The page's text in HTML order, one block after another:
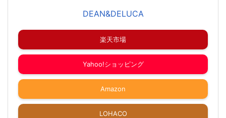
DEAN&DELUCA
楽天市場
Yahoo!ショッピング
Amazon
LOHACO